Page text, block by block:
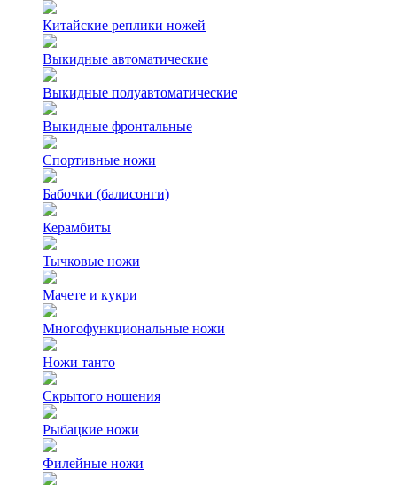
Китайские реплики ножей
Выкидные автоматические
Выкидные полуавтоматические
Выкидные фронтальные
Спортивные ножи
Бабочки (балисонги)
Керамбиты
Тычковые ножи
Мачете и кукри
Многофункциональные ножи
Ножи танто
Скрытого ношения
Рыбацкие ножи
Филейные ножи